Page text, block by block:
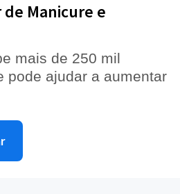
Manicure e
mais de 250 mil
pode ajudar a aumentar